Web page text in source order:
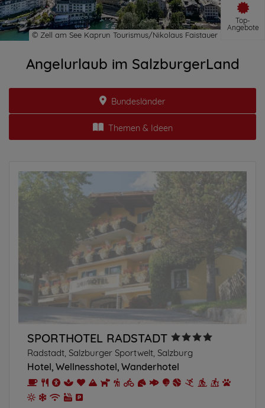
Top-
Angebote
Angelurlaub im SalzburgerLand
Bundesländer
Themen & Ideen
SPORTHOTEL RADSTADT
Radstadt, Salzburger Sportwelt, Salzburg
Hotel Wellnesshotel Wanderhotel